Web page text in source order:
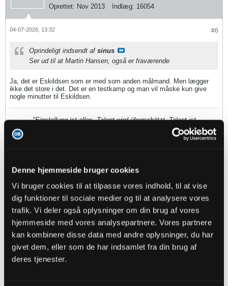
Denne hjemmeside bruger cookies
Vi bruger cookies til at tilpasse vores indhold, til at vise
dig funktioner til sociale medier og til at analysere vores
trafik. Vi deler også oplysninger om din brug af vores
hjemmeside med vores analysepartnere. Vores partnere
kan kombinere disse data med andre oplysninger, du har
givet dem, eller som de har indsamlet fra din brug af
deres tjenester.
Oprettet: Nov 2013 Indlæg: 16054
#6
04-07-2026, 13:32
Oprindeligt indsendt af sinus
Ser ud til at Martin Hansen, også er fraværende
Ja, det er Eskildsen som er med som anden målmand. Men lægger
ikke det store i det. Det er en testkamp og man vil måske kun give
nogle minutter til Eskildsen.
"Einstellung ist alles. Talent wird überschätzt. Talent ist
Grundvoraussetzung, ohne Talent geht nichts, aber Talent stellt dich
nur in die Tür. Charakter, Einstellung und Fleiß bringen dich hindurch"
Senior Member
Oprettet: Nov 2013 Indlæg: 45726
#7
04-07-2026, 13:36
Oprindeligt indsendt af andlox